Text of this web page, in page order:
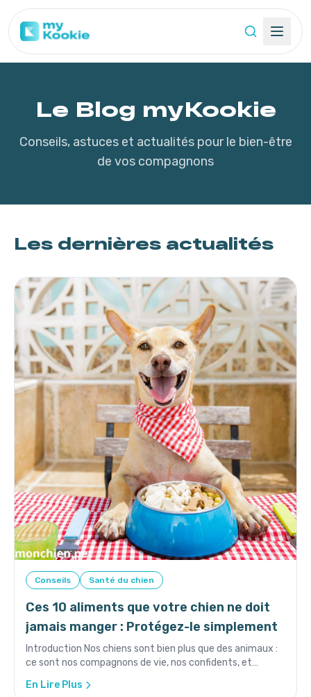
Le Blog myKookie
Conseils, astuces et actualités pour le bien-être
de vos compagnons
Les dernières actualités
Conseils Santé du chien
Ces 10 aliments que votre chien ne doit
jamais manger : Protégez-le simplement
Introduction Nos chiens sont bien plus que des animaux :
ce sont nos compagnons de vie, nos confidents, et
En Lire Plus